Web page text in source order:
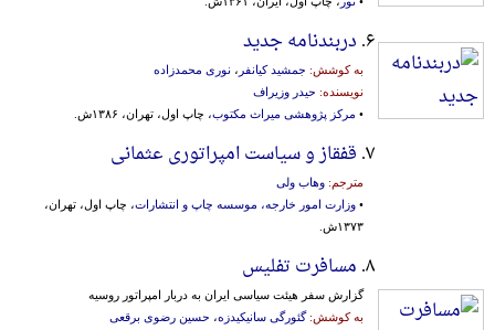
۶. دربندنامه جدید
به کوشش: جمشید کیانفر ، نوری محمدزاده
نویسنده: حیدر وزیراف
• مرکز پژوهشی میراث مکتوب، چاپ اول، تهران، ۱۳۸۶ش.
۷. قفقاز و سیاست امپراتوری عثمانی
مترجم: وهاب ولی
• وزارت امور خارجه، موسسه‌ چاپ‌ و انتشارات‌، چاپ اول، تهران،
۱۳۷۳ش.
۸. مسافرت تفلیس
گزارش سفر هیئت سیاسی ایران به دربار امپراتور روسیه
به کوشش:گئورگی سانیکیدزه، حسین رضوی برقعی